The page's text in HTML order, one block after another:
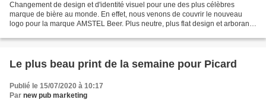
Changement de design et d'identité visuel pour une des plus célèbres
marque de bière au monde. En effet, nous venons de couvrir le nouveau
logo pour la marque AMSTEL Beer. Plus neutre, plus flat design et arborant
Le plus beau print de la semaine pour Picard
Publié le 15/07/2020 à 10:17
Par new pub marketing